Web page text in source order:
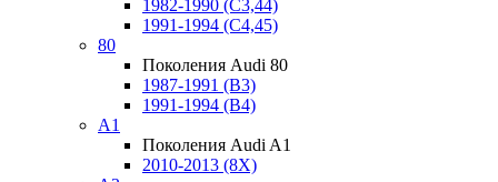
1982-1990 (С3,44)
1991-1994 (С4,45)
80
Поколения Audi 80
1987-1991 (B3)
1991-1994 (B4)
A1
Поколения Audi A1
2010-2013 (8X)